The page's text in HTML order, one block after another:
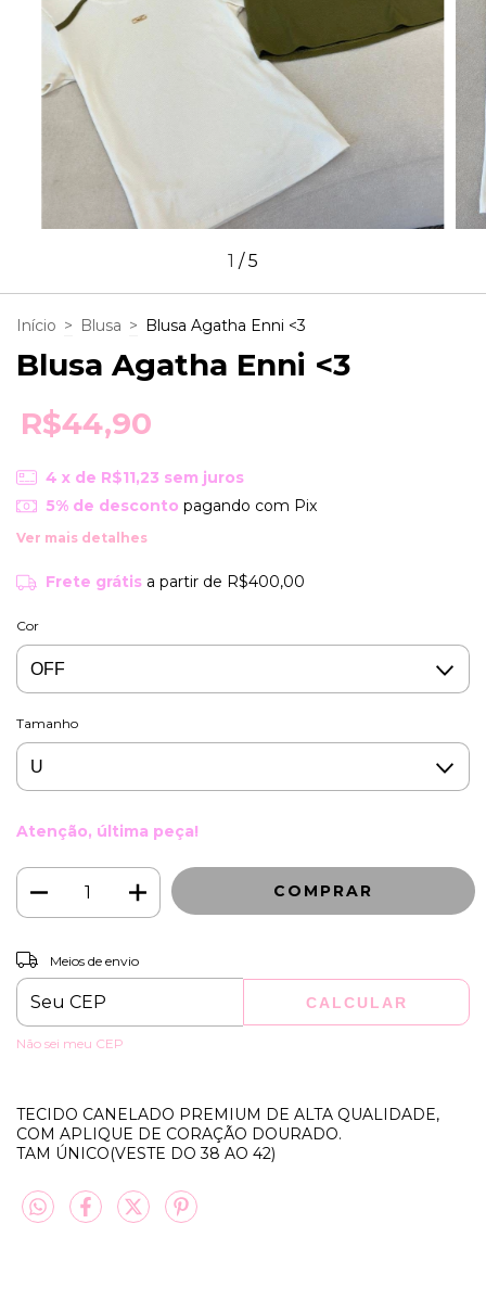
1 /5
Início > Blusa > Blusa Agatha Enni <3
Blusa Agatha Enni <3
R$44,90
4 x de R$11,23 sem juros
5% de desconto pagando com Pix
Ver mais detalhes
Frete grátis a partir de R$400,00
Cor
Tamanho
Atenção, última peça!
Entregas para o CEP:
Meios de envio
CALCULAR
Não sei meu CEP
TECIDO CANELADO PREMIUM DE ALTA QUALIDADE,
COM APLIQUE DE CORAÇÃO DOURADO.
TAM ÚNICO(VESTE DO 38 AO 42)